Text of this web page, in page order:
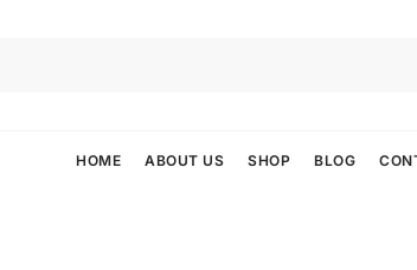
HOME ABOUT US SHOP BLOG